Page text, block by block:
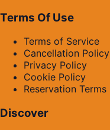
Terms Of Use
Terms of Service
Cancellation Policy
Privacy Policy
Cookie Policy
Reservation Terms
Discover